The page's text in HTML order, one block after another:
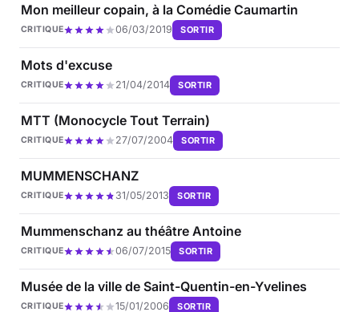
Mon meilleur copain, à la Comédie Caumartin
CRITIQUE 06/03/2019 SORTIR
Mots d'excuse
CRITIQUE 21/04/2014 SORTIR
MTT (Monocycle Tout Terrain)
CRITIQUE 27/07/2004 SORTIR
MUMMENSCHANZ
CRITIQUE 31/05/2013 SORTIR
Mummenschanz au théâtre Antoine
CRITIQUE 06/07/2015 SORTIR
Musée de la ville de Saint-Quentin-en-Yvelines
CRITIQUE 15/01/2006 SORTIR